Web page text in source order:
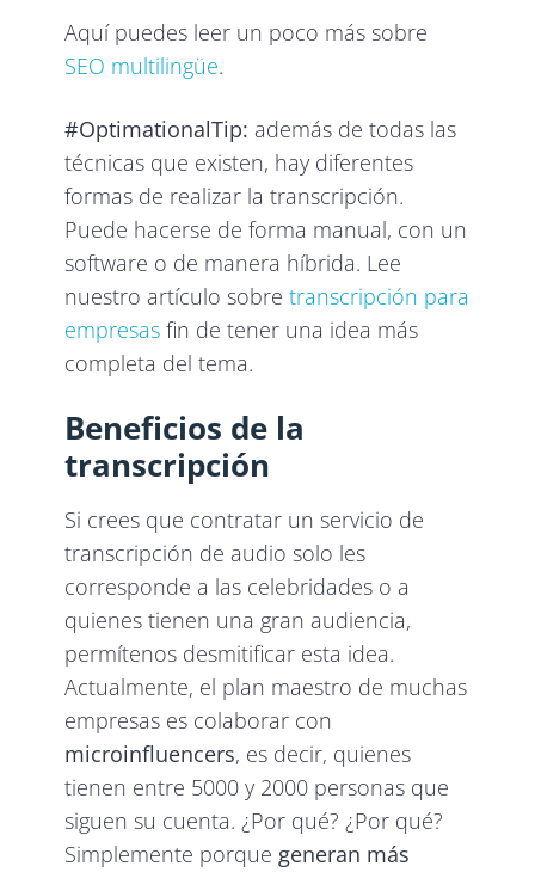
Aquí puedes leer un poco más sobre
SEO multilingüe.
#OptimationalTip: además de todas las
técnicas que existen, hay diferentes
formas de realizar la transcripción.
Puede hacerse de forma manual, con un
software o de manera híbrida. Lee
nuestro artículo sobretranscripción para
empresas fin de tener una idea más
completa del tema.
Beneficios de la
transcripción
Si crees que contratar un servicio de
transcripción de audio solo les
corresponde a las celebridades o a
quienes tienen una gran audiencia,
permítenos desmitificar esta idea.
Actualmente, el plan maestro de muchas
empresas es colaborar con
microinfluencers, es decir, quienes
tienen entre 5000 y 2000 personas que
siguen su cuenta. ¿Por qué? ¿Por qué?
Simplemente porque generan más